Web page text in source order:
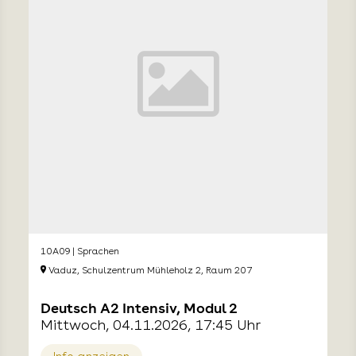
10A09 | Sprachen
Vaduz, Schulzentrum Mühleholz 2, Raum 207
Deutsch A2 Intensiv, Modul 2
Mittwoch, 04.11.2026, 17:45 Uhr